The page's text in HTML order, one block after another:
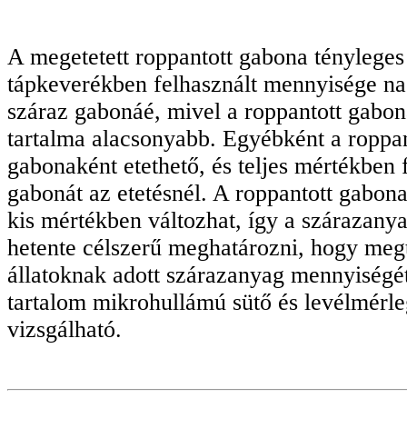
A megetetett roppantott gabona
tápkeverékben felhasznált mennyisége
száraz gabonáé, mivel a roppantott
tartalma alacsonyabb. Egyébként a
gabonaként etethető, és teljes
gabonát az etetésnél. A roppantott
kis mértékben változhat, így a
hetente célszerű meghatározni, hogy
állatoknak adott szárazanyag
tartalom mikrohullámú sütő és
vizsgálható.